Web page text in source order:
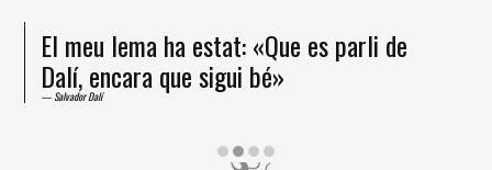
El meu lema ha estat: «Que es parli de
Dalí, encara que sigui bé»
Salvador Dalí